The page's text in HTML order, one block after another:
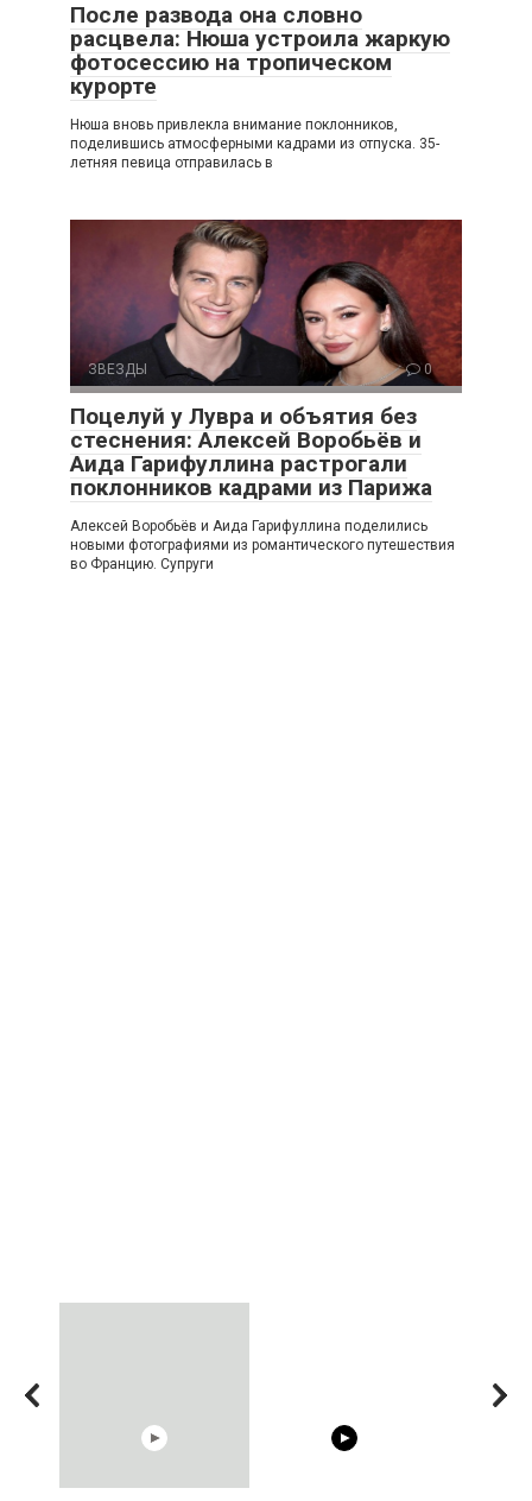
После развода она словно
расцвела: Нюша устроила жаркую
фотосессию на тропическом
курорте
Нюша вновь привлекла внимание поклонников,
поделившись атмосферными кадрами из отпуска. 35-
летняя певица отправилась в
ЗВЕЗДЫ 0
Поцелуй у Лувра и объятия без
стеснения: Алексей Воробьёв и
Аида Гарифуллина растрогали
поклонников кадрами из Парижа
Алексей Воробьёв и Аида Гарифуллина поделились
новыми фотографиями из романтического путешествия
во Францию. Супруги